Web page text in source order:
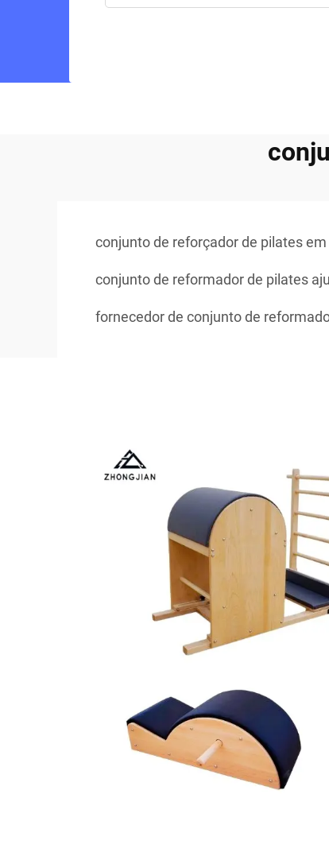
conjunto de reforçador de pilates
conjunto de reformador de pilates
fornecedor de conjunto de